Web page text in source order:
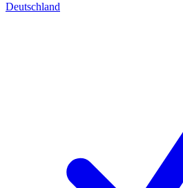
Deutschland